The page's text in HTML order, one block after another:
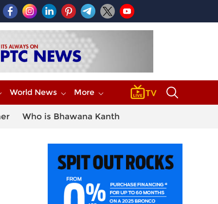
World News More
Who is Bhawana Kanth